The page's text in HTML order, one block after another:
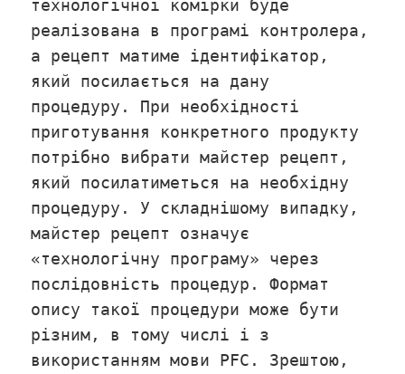
технологічної комірки буде
реалізована в програмі контролера,
а рецепт матиме ідентифікатор,
який посилається на дану
процедуру. При необхідності
приготування конкретного продукту
потрібно вибрати майстер рецепт,
який посилатиметься на необхідну
процедуру. У складнішому випадку,
майстер рецепт означує
«технологічну програму» через
послідовність процедур. Формат
опису такої процедури може бути
різним, в тому числі і з
використанням мови PFC. Зрештою,